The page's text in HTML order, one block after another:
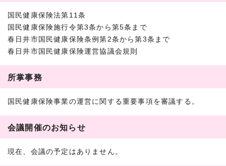
国民健康保険法第11条
国民健康保険施行令第3条から第5条まで
春日井市国民健康保険条例第2条から第3条まで
春日井市国民健康保険運営協議会規則
所掌事務
国民健康保険事業の運営に関する重要事項を審議する。
会議開催のお知らせ
現在、会議の予定はありません。